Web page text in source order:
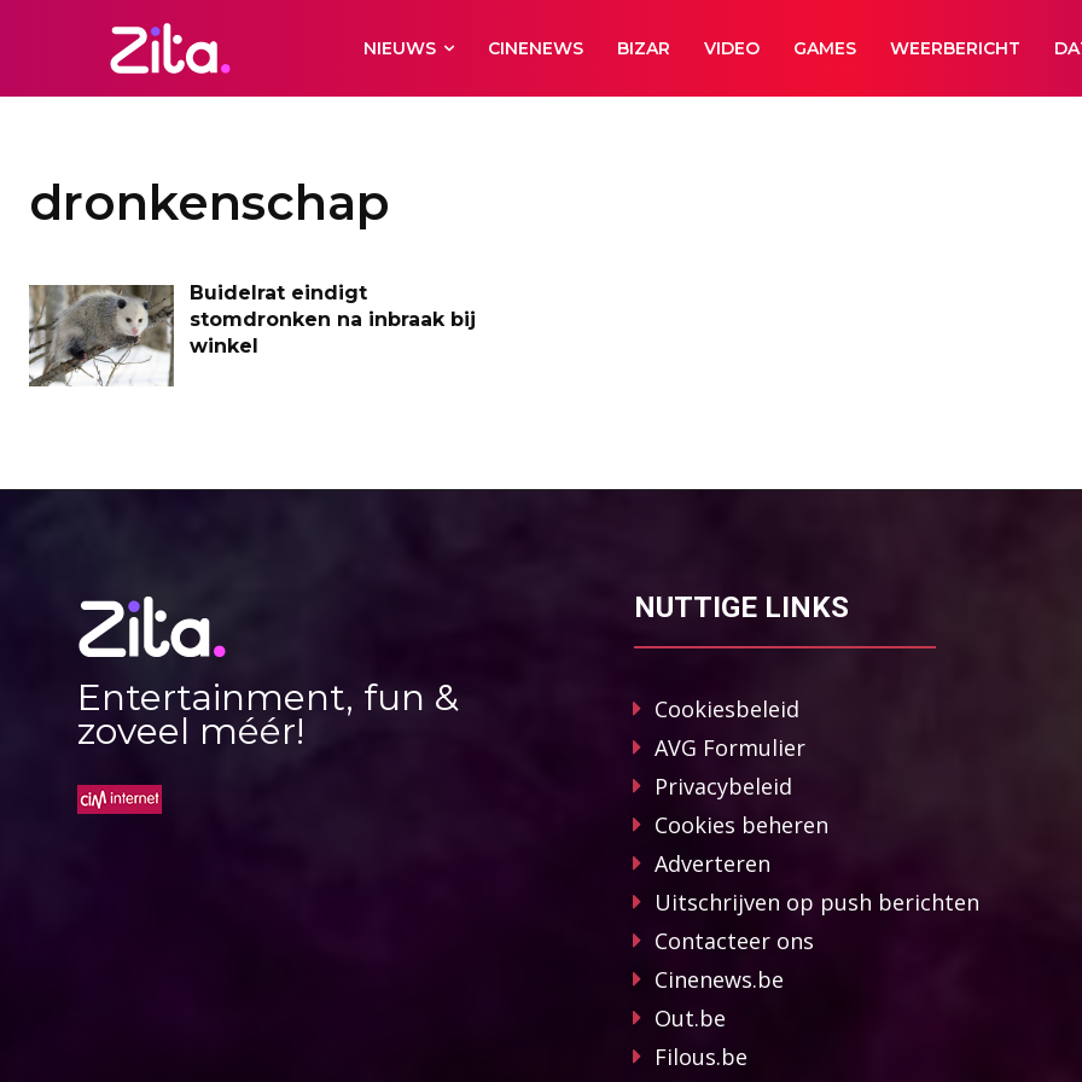
NIEUWS CINENEWS BIZAR VIDEO GAMES WEERBERICHT
dronkenschap
Buidelrat eindigt
stomdronken na inbraak bij
winkel
Entertainment, fun &
zoveel méér!
NUTTIGE LINKS
Cookiesbeleid
AVG Formulier
Privacybeleid
Cookies beheren
Adverteren
Uitschrijven op push berichten
Contacteer ons
Cinenews.be
Out.be
Filous.be